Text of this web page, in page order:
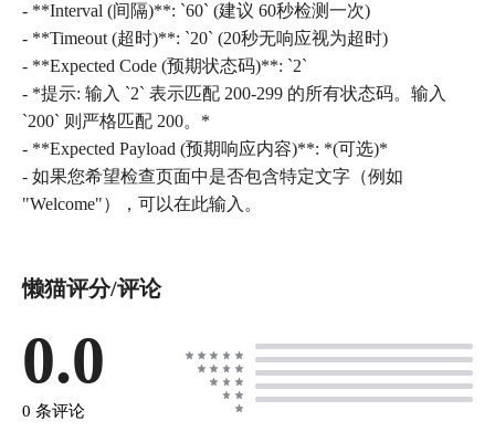
- **Interval (间隔)**: `60` (建议 60秒检测一次)
- **Timeout (超时)**: `20` (20秒无响应视为超时)
- **Expected Code (预期状态码)**: `2`
- *提示: 输入 `2` 表示匹配 200-299 的所有状态码。输入
`200` 则严格匹配 200。*
- **Expected Payload (预期响应内容)**: *(可选)*
- 如果您希望检查页面中是否包含特定文字（例如
懒猫评分/评论
0.0
0 条评论